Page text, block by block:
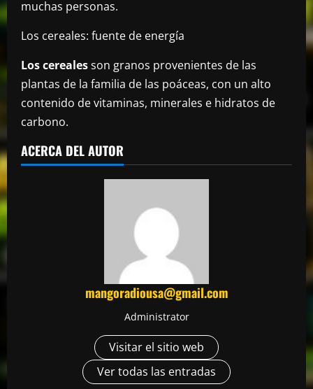
muchas personas.
Los cereales: fuente de energía
Los cerealesson granos provenientes de las
plantas de la familia de las poáceas, con un alto
contenido de vitaminas, minerales e hidratos de
carbono.
ACERCA DEL AUTOR
mangoradiousa@gmail.com
Administrator
Visitar el sitio web
Ver todas las entradas